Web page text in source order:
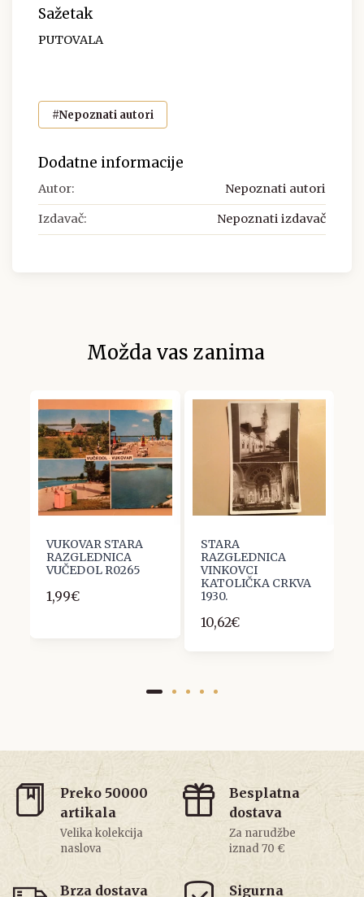
Sažetak
PUTOVALA
#Nepoznati autori
Dodatne informacije
Autor: Nepoznati autori
Izdavač: Nepoznati izdavač
Možda vas zanima
VUKOVAR STARA
RAZGLEDNICA
VUČEDOL R0265
1,99€
STARA
RAZGLEDNICA
VINKOVCI
KATOLIČKA CRKVA
1930.
10,62€
Preko 50000
artikala
Velika kolekcija
naslova
Besplatna
dostava
Za narudžbe
iznad 70 €
Brza dostava Sigurna